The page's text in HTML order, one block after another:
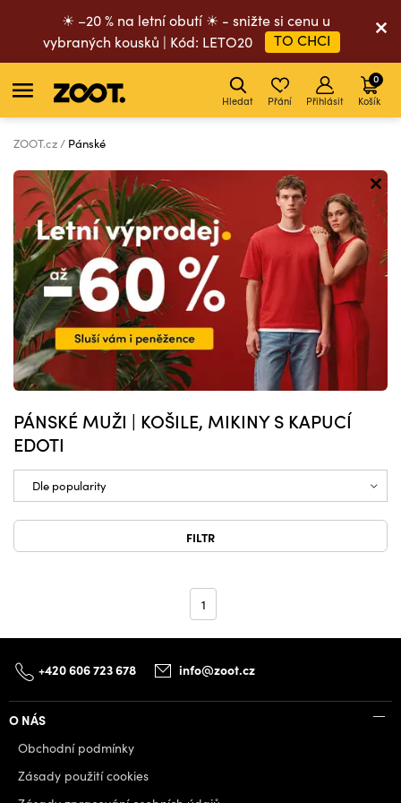
☀ –20 % na letní obutí ☀ - snižte si cenu u
vybraných kousků | Kód: LETO20
TO CHCI
Hledat Přání Přihlásit Košík
0
ZOOT.cz Pánské
PÁNSKÉ MUŽI | KOŠILE, MIKINY S KAPUCÍ
EDOTI
FILTR
1
+420 606 723 678 info@zoot.cz
O NÁS
Obchodní podmínky
Zásady použití cookies